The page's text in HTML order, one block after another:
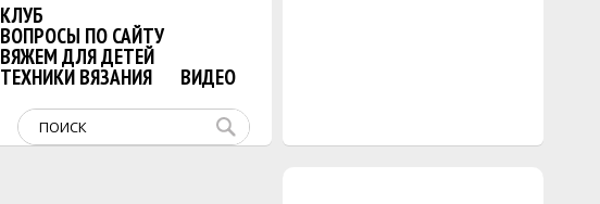
КЛУБ
ВОПРОСЫ ПО САЙТУ
ВЯЖЕМ ДЛЯ ДЕТЕЙ
ТЕХНИКИ ВЯЗАНИЯ ВИДЕО